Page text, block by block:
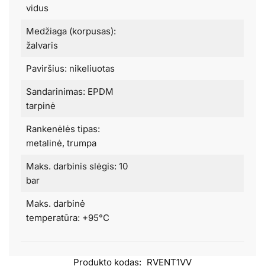
vidus
Medžiaga (korpusas):
žalvaris
Paviršius: nikeliuotas
Sandarinimas: EPDM
tarpinė
Rankenėlės tipas:
metalinė, trumpa
Maks. darbinis slėgis: 10
bar
Maks. darbinė
temperatūra: +95°C
Produkto kodas: RVENT1VV